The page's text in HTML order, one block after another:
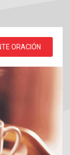
ORACIÓN